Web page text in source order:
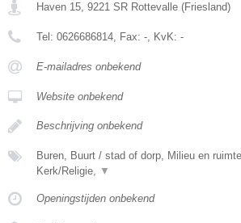
Haven 15, 9221 SR Rottevalle (Friesland)
Tel: 0626686814, Fax: -, KvK: -
E-mailadres onbekend
Website onbekend
Beschrijving onbekend
Buren, Buurt / stad of dorp, Milieu en
Kerk/Religie, ▼
Openingstijden onbekend